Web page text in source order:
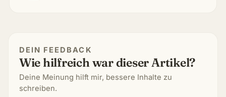
DEIN FEEDBACK
Wie hilfreich war dieser Artikel?
Deine Meinung hilft mir, bessere Inhalte zu
schreiben.